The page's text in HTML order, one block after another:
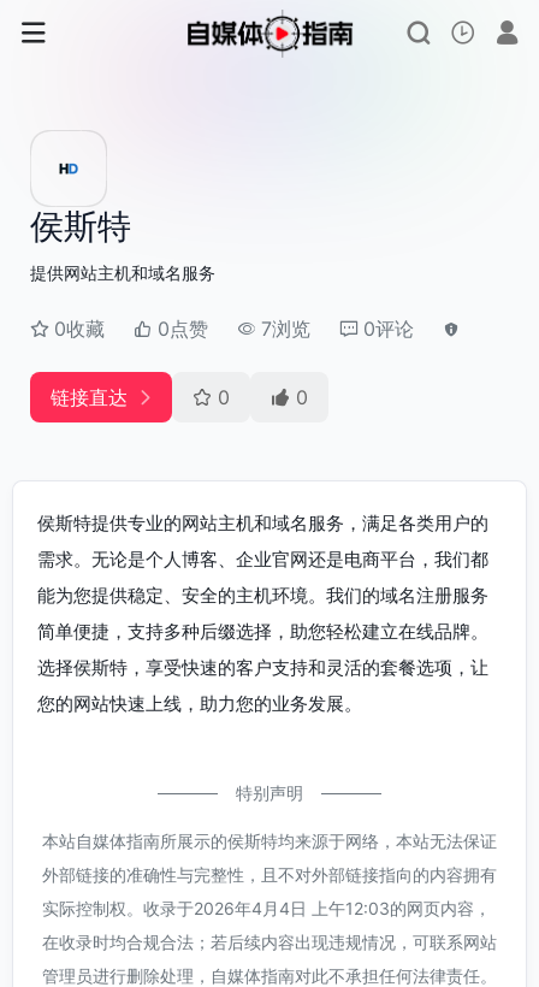
侯斯特
提供网站主机和域名服务
0收藏 0点赞 7浏览 0评论
链接直达 0 0
侯斯特提供专业的网站主机和域名服务，满足各类用户的
需求。无论是个人博客、企业官网还是电商平台，我们都
能为您提供稳定、安全的主机环境。我们的域名注册服务
简单便捷，支持多种后缀选择，助您轻松建立在线品牌。
选择侯斯特，享受快速的客户支持和灵活的套餐选项，让
您的网站快速上线，助力您的业务发展。
特别声明
本站自媒体指南所展示的侯斯特均来源于网络，本站无法保证
外部链接的准确性与完整性，且不对外部链接指向的内容拥有
实际控制权。收录于2026年4月4日 上午12:03的网页内容，
在收录时均合规合法；若后续内容出现违规情况，可联系网站
管理员进行删除处理，自媒体指南对此不承担任何法律责任。